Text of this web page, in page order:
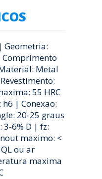
Geometria:
Metal
55 HRC
| Conexao:
20-25 graus
3-6% D | fz:
maximo: <
ou ar
maxima